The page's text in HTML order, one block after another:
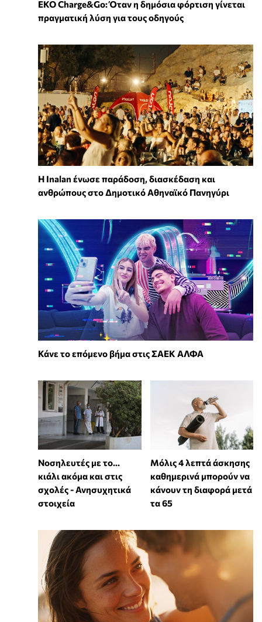
EKO Charge&Go: Όταν η δημόσια φόρτιση γίνεται
πραγματική λύση για τους οδηγούς
Η Inalan ένωσε παράδοση, διασκέδαση και
ανθρώπους στο Δημοτικό Αθηναϊκό Πανηγύρι
Κάνε το επόμενο βήμα στις ΣΑΕΚ ΑΛΦΑ
Νοσηλευτές με το...
κιάλι ακόμα και στις
σχολές - Ανησυχητικά
στοιχεία
Μόλις 4 λεπτά άσκησης
καθημερινά μπορούν να
κάνουν τη διαφορά μετά
τα 65